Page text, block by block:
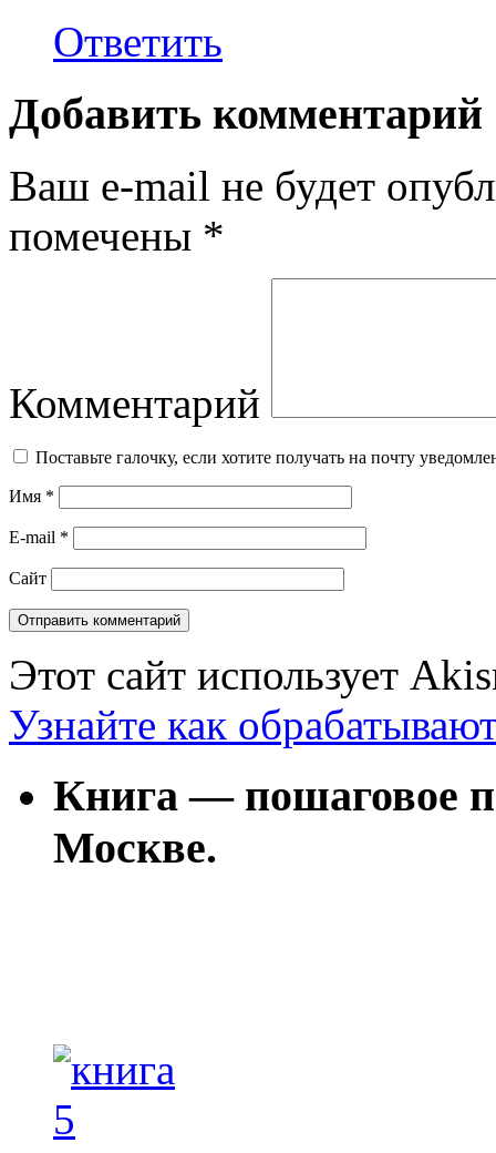
Ответить
Добавить комментарий
Ваш e-mail не будет
помечены *
Комментарий
Поставьте галочку, если хотите получать на почту
Имя *
E-mail *
Сайт
Этот сайт использует
Узнайте как
Книга — пошаговое
Москве.